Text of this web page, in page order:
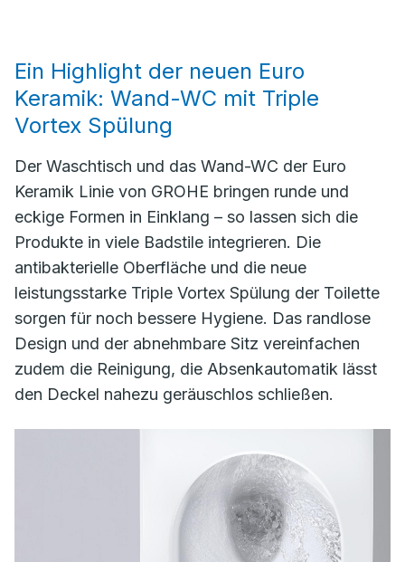
Ein Highlight der neuen Euro
Keramik: Wand-WC mit Triple
Vortex Spülung
Der Waschtisch und das Wand-WC der Euro
Keramik Linie von GROHE bringen runde und
eckige Formen in Einklang – so lassen sich die
Produkte in viele Badstile integrieren. Die
antibakterielle Oberfläche und die neue
leistungsstarke Triple Vortex Spülung der Toilette
sorgen für noch bessere Hygiene. Das randlose
Design und der abnehmbare Sitz vereinfachen
zudem die Reinigung, die Absenkautomatik lässt
den Deckel nahezu geräuschlos schließen.